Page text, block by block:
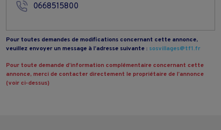
0668515800
Pour toutes demandes de modifications concernant cette annonce,
veuillez envoyer un message à l’adresse suivante : sosvillages@tf1.fr
Pour toute demande d’information complémentaire concernant cette
annonce, merci de contacter directement le propriétaire de l’annonce
(voir ci-dessus)